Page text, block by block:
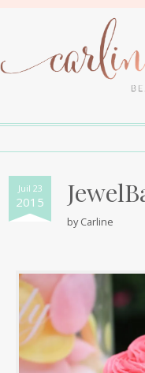
Juil 23
2015
byCarline